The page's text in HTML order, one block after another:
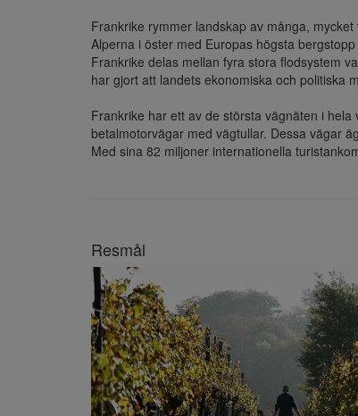
Frankrike rymmer landskap av många,
Alperna i öster med Europas högsta
Frankrike delas mellan fyra stora flodsystem
har gjort att landets ekonomiska och politiska
Frankrike har ett av de största vägnäten i
betalmotorvägar med vägtullar. Dessa vägar
Med sina 82 miljoner internationella
Resmål